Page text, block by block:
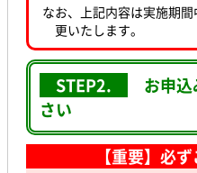
なお、上記内容は実施期
更いたします。
STEP2.
お申込
さい
【重要】必